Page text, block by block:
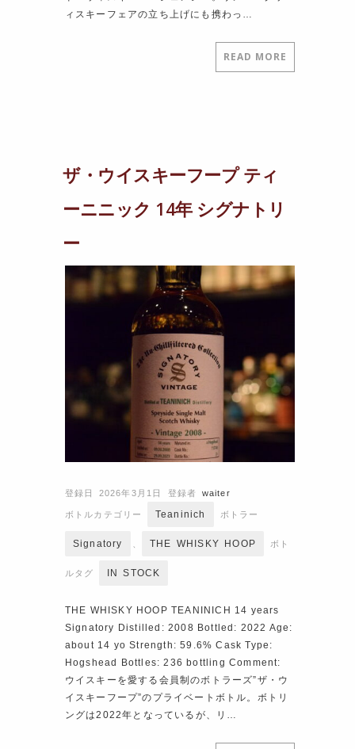
ィスキーフェアの立ち上げにも携わっ…
READ MORE
ザ・ウイスキーフープ ティ
ーニニック 14年 シグナトリ
ー
登録日 2026年3月1日 登録者 waiter
ボトルカテゴリー Teaninich ボトラー
Signatory THE WHISKY HOOP ボト
ルタグ IN STOCK
THE WHISKY HOOP TEANINICH 14 years
Signatory Distilled: 2008 Bottled: 2022 Age:
about 14 yo Strength: 59.6% Cask Type:
Hogshead Bottles: 236 bottling Comment:
ウイスキーを愛する会員制のボトラーズ”ザ・ウ
イスキーフープ”のプライベートボトル。ボトリ
ングは2022年となっているが、リ…